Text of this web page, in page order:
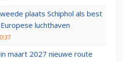
plaats Schiphol als best
luchthaven
maart 2027 nieuwe route